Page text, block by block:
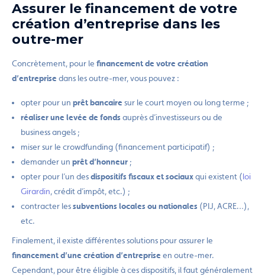
Assurer le financement de votre
création d’entreprise dans les
outre-mer
Concrètement, pour le financement de votre création
d’entreprise dans les outre-mer, vous pouvez :
opter pour un prêt bancaire sur le court moyen ou long terme ;
réaliser une levée de fondsauprès d’investisseurs ou de
business angels ;
miser sur le crowdfunding (financement participatif) ;
demander un prêt d’honneur ;
opter pour l’un desdispositifs fiscaux et sociauxqui existent (loi
Girardin, crédit d’impôt, etc.) ;
contracter lessubventions locales ou nationales (PIJ, ACRE…),
etc.
Finalement, il existe différentes solutions pour assurer le
financement d’une création d’entreprise en outre-mer.
Cependant, pour être éligible à ces dispositifs, il faut généralement